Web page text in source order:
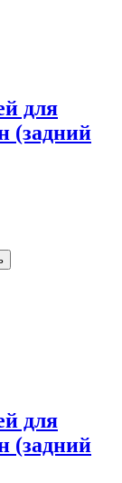
для
(задний
для
(задний